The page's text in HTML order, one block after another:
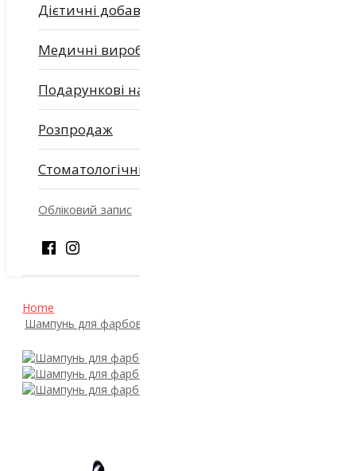
Дієтичні добавки
Медичні вироби
Подарункові набори
Розпродаж
Стоматологічні засоби
Обліковий запис
Home
Шампунь для фарбованого волосся